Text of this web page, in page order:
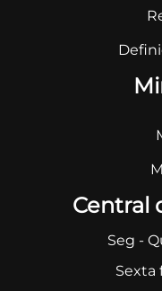
Central
Seg -
Sexta